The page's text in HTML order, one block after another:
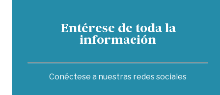
Entérese de toda la
información
Conéctese a nuestras redes sociales